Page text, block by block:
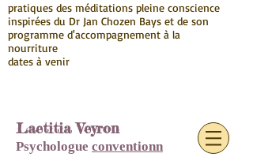
pratiques des méditations pleine conscience
inspirées du Dr Jan Chozen Bays et de son
programme d'accompagnement à la
nourriture
dates à venir
Laetitia Veyron
Psychologue conventionn